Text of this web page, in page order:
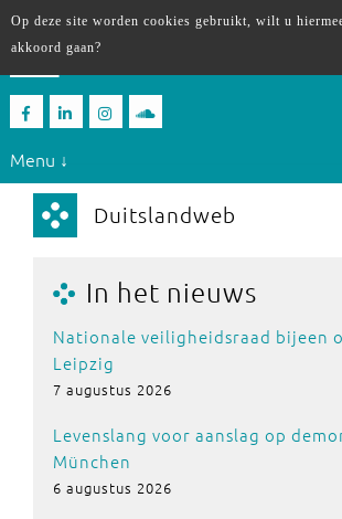
Menu ↓
Duitslandweb
In het nieuws
Nationale veiligheidsraad bijeen
Leipzig
7 augustus 2026
Levenslang voor aanslag op
München
6 augustus 2026
Op deze site worden cookies gebruikt, wilt u
akkoord gaan?